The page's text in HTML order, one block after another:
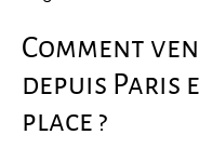
Comment
depuis Paris
place ?